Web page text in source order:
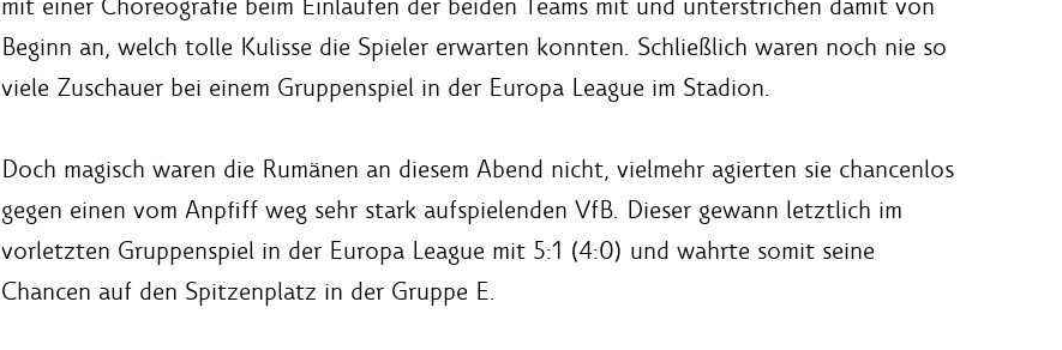
Beginn an, welch tolle Kulisse die Spieler erwarten konnten. Schließlich waren noch nie so
viele Zuschauer bei einem Gruppenspiel in der Europa League im Stadion.
Doch magisch waren die Rumänen an diesem Abend nicht, vielmehr agierten sie chancenlos
gegen einen vom Anpfiff weg sehr stark aufspielenden VfB. Dieser gewann letztlich im
vorletzten Gruppenspiel in der Europa League mit 5:1 (4:0) und wahrte somit seine
Chancen auf den Spitzenplatz in der Gruppe E.